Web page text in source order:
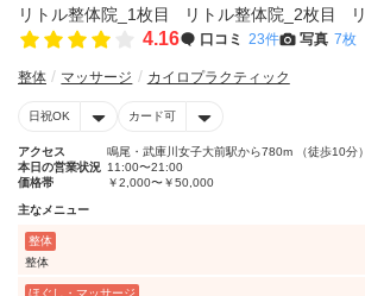
4.16 口コミ 23件 写真 7枚
整体 マッサージ カイロプラクティック
日祝OK カード可
アクセス
鳴尾・武庫川女子大前駅から780m （徒歩10分）
本日の営業状況 11:00〜21:00
価格帯
￥2,000〜￥50,000
主なメニュー
整体
整体
ほぐし・マッサージ